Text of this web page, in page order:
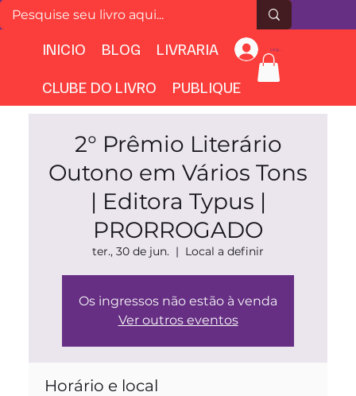
INICIO BLOG
LIVRARIA
CLUBE DO LIVRO
PUBLIQUE
Login
2° Prêmio Literário
Outono em Vários Tons
| Editora Typus |
PRORROGADO
ter., 30 de jun.
  |
Local a definir
Os ingressos não estão à venda
Ver outros eventos
Horário e local